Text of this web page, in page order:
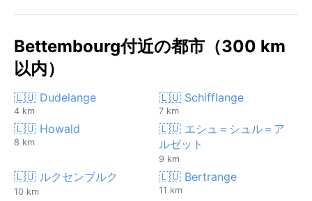
Bettembourg付近の都市（300 km
以内）
🇱🇺 Dudelange
4 km
🇱🇺 Schifflange
7 km
🇱🇺 Howald
8 km
🇱🇺 エシュ＝シュル＝ア
ルゼット
9 km
🇱🇺 ルクセンブルク
10 km
🇱🇺 Bertrange
11 km